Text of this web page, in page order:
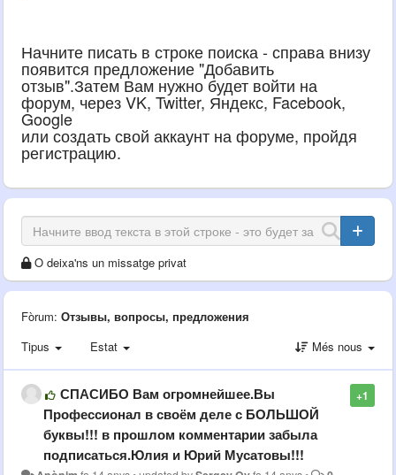
Начните писать в строке поиска - справа внизу
появится предложение "Добавить
отзыв".Затем Вам нужно будет войти на
форум, через VK, Twitter, Яндекс, Facebook,
Google
или создать свой аккаунт на форуме, пройдя
регистрацию.
O deixa'ns un missatge privat
Fòrum: Отзывы, вопросы, предложения
Tipus
Estat Més nous
+1
СПАСИБО Вам огромнейшее.Вы
Профессионал в своём деле с БОЛЬШОЙ
буквы!!! в прошлом комментарии забыла
подписаться.Юлия и Юрий Мусатовы!!!